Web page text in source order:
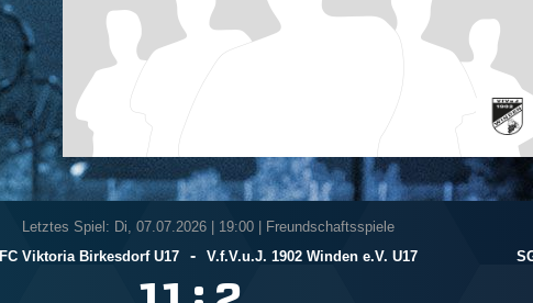
Letztes Spiel: Di, 07.07.2026| 19:00 | Freundschaftsspiele
FC Viktoria Birkesdorf U17
- V.f.V.u.J. 1902 Winden e.V. U17